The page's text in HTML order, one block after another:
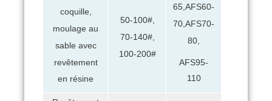
coquille,
moulage au
sable avec
revêtement
en résine
50-100#,
70-140#,
100-200#
65,AFS60-
70,AFS70-
80,
AFS95-
110